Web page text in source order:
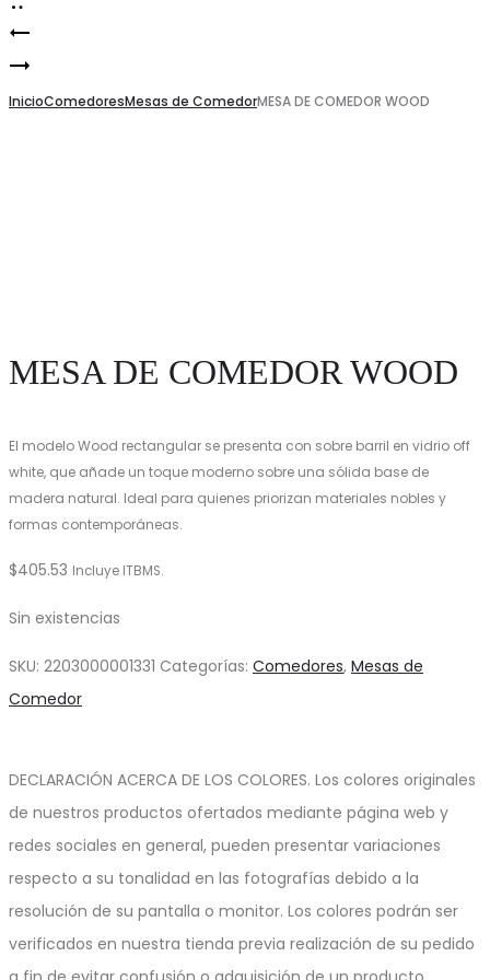
Product
navigation
COMEDOR
MESA
DE
InicioComedoresMesas de ComedorMESA DE COMEDOR WOOD
MESA DE COMEDOR WOOD
El modelo Wood rectangular se presenta con sobre barril en vidrio off
white, que añade un toque moderno sobre una sólida base de
madera natural. Ideal para quienes priorizan materiales nobles y
formas contemporáneas.
$405.53 Incluye ITBMS.
Sin existencias
SKU: 2203000001331 Categorías: Comedores, Mesas de
Comedor
DECLARACIÓN ACERCA DE LOS COLORES. Los colores originales
de nuestros productos ofertados mediante página web y
redes sociales en general, pueden presentar variaciones
respecto a su tonalidad en las fotografías debido a la
resolución de su pantalla o monitor. Los colores podrán ser
verificados en nuestra tienda previa realización de su pedido